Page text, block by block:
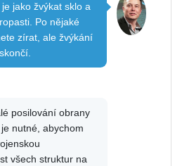
jako žvýkat sklo a
Po nějaké
zírat, ale žvýkání
posilování obrany
nutné, abychom
všech struktur na